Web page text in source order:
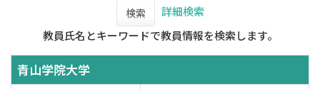
検索
詳細検索
教員氏名とキーワードで教員情報を検索します。
青山学院大学